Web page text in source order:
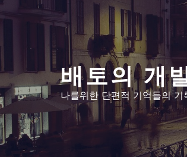
텐
뛰
기
배토의 개
나를위한 단편적 기억들의 기